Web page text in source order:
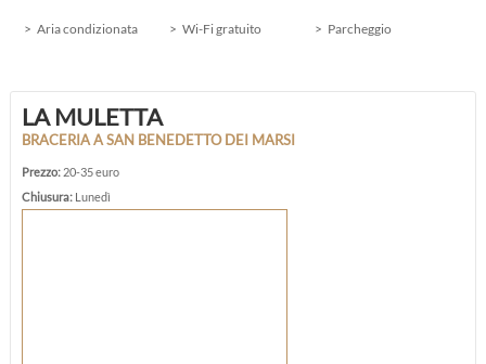
Aria condizionata Wi-Fi gratuito Parcheggio
LA MULETTA
BRACERIA A SAN BENEDETTO DEI MARSI
Prezzo: 20-35 euro
Chiusura: Lunedì